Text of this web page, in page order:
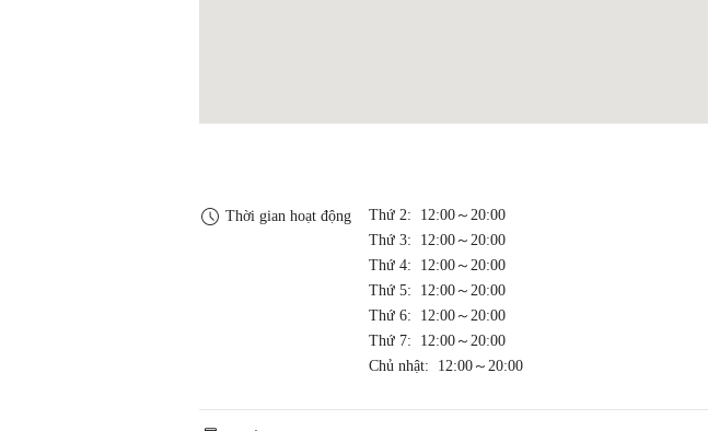
Thời gian hoạt động
Thứ 2: 12:00～20:00
Thứ 3: 12:00～20:00
Thứ 4: 12:00～20:00
Thứ 5: 12:00～20:00
Thứ 6: 12:00～20:00
Thứ 7: 12:00～20:00
Chủ nhật: 12:00～20:00